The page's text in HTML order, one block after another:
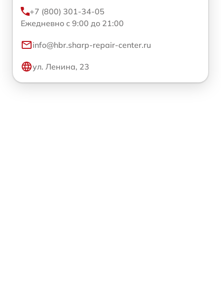
+7 (800) 301-34-05
Ежедневно с 9:00 до 21:00
info@hbr.sharp-repair-center.ru
ул. Ленина, 23